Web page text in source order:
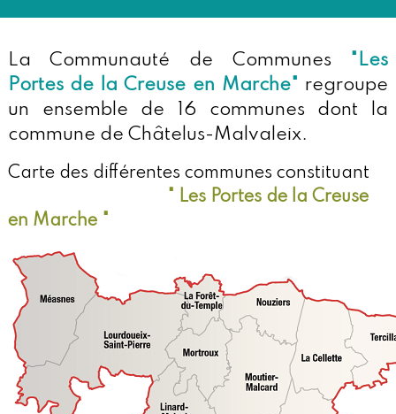
La Communauté de Communes "Les
Portes de la Creuse en Marche" regroupe
un ensemble de 16 communes dont la
commune de Châtelus-Malvaleix.
Carte des différentes communes constituant
" Les Portes de la Creuse
en Marche "